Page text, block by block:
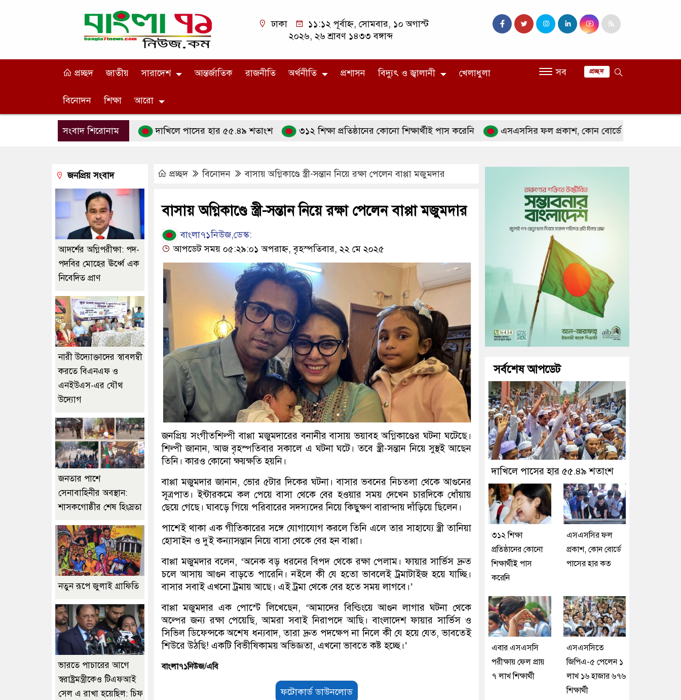
ঢাকা
১১:১২ পূর্বাহ্ন, সোমবার, ১০ অগাস্ট
২০২৬, ২৬ শ্রাবণ ১৪৩৩ বঙ্গাব্দ
প্রচ্ছদ জাতীয় সারাদেশ আন্তর্জাতিক রাজনীতি অর্থনীতি প্রশাসন বিদ্যুৎ ও জ্বালানী খেলাধুলা
বিনোদন শিক্ষা আরো
সব প্রচ্ছদ
সংবাদ শিরোনাম দাখিলে পাসের হার ৫৫.৪৯ শতাংশ ৩১২ শিক্ষা প্রতিষ্ঠানের কোনো শিক্ষার্থীই পাস করেনি এসএসসির ফল প্রকাশ, কোন বোর্ডে পাসের হার কত
প্রচ্ছদ বিনোদন বাসায় অগ্নিকাণ্ডে স্ত্রী-সন্তান নিয়ে রক্ষা পেলেন বাপ্পা মজুমদার
বাসায় অগ্নিকাণ্ডে স্ত্রী-সন্তান নিয়ে রক্ষা পেলেন বাপ্পা মজুমদার
বাংলা৭১নিউজ,ডেস্ক:
আপডেট সময় ০৫:২৯:০১ অপরাহ্ন, বৃহস্পতিবার, ২২ মে ২০২৫
জনপ্রিয় সংগীতশিল্পী বাপ্পা মজুমদারের বনানীর বাসায় ভয়াবহ অগ্নিকাণ্ডের ঘটনা ঘটেছে।
শিল্পী জানান, আজ বৃহস্পতিবার সকালে এ ঘটনা ঘটে। তবে স্ত্রী-সন্তান নিয়ে সুস্থই আছেন
তিনি। কারও কোনো ক্ষয়ক্ষতি হয়নি।
বাপ্পা মজুমদার জানান, ভোর ৫টার দিকের ঘটনা। বাসার ভবনের নিচতলা থেকে আগুনের
সূত্রপাত। ইন্টারকমে কল পেয়ে বাসা থেকে বের হওয়ার সময় দেখেন চারদিকে ধোঁয়ায়
ছেয়ে গেছে। ঘাবড়ে গিয়ে পরিবারের সদস্যদের নিয়ে কিছুক্ষণ বারান্দায় দাঁড়িয়ে ছিলেন।
পাশেই থাকা এক গীতিকারের সঙ্গে যোগাযোগ করলে তিনি এলে তার সাহায্যে স্ত্রী তানিয়া
হোসাইন ও দুই কন্যাসন্তান নিয়ে বাসা থেকে বের হন বাপ্পা।
বাপ্পা মজুমদার বলেন, ‘অনেক বড় ধরনের বিপদ থেকে রক্ষা পেলাম। ফায়ার সার্ভিস দ্রুত
চলে আসায় আগুন বাড়তে পারেনি। নইলে কী যে হতো ভাবলেই ট্রমাটাইজ হয়ে যাচ্ছি।
বাসার সবাই এখনো ট্রমায় আছে। এই ট্রমা থেকে বের হতে সময় লাগবে।’
বাপ্পা মজুমদার এক পোস্টে লিখেছেন, ‘আমাদের বিল্ডিংয়ে আগুন লাগার ঘটনা থেকে
অল্পের জন্য রক্ষা পেয়েছি, আমরা সবাই নিরাপদে আছি। বাংলাদেশ ফায়ার সার্ভিস ও
সিভিল ডিফেন্সকে অশেষ ধন্যবাদ, তারা দ্রুত পদক্ষেপ না নিলে কী যে হয়ে যেত, ভাবতেই
শিউরে উঠছি! একটি বিভীষিকাময় অভিজ্ঞতা, এখনো ভাবতে কষ্ট হচ্ছে।’
বাংলা৭১নিউজ/এবি
ফটোকার্ড ডাউনলোড
জনপ্রিয় সংবাদ
আদর্শের অগ্নিপরীক্ষা: পদ-
পদবির মোহের ঊর্ধ্বে এক
নিবেদিত প্রাণ
নারী উদ্যোক্তাদের স্বাবলম্বী
করতে বিএনএফ ও
এনইউএস-এর যৌথ
উদ্যোগ
জনতার পাশে
সেনাবাহিনীর অবস্থান:
শাসকগোষ্ঠীর শেষ হিংস্রতা
নতুন রূপে জুলাই গ্রাফিতি
ভারতে পাচারের আগে
স্বরাষ্ট্রমন্ত্রীকেও টিএফআই
সেল এ রাখা হয়েছিল: চিফ
সর্বশেষ আপডেট
দাখিলে পাসের হার ৫৫.৪৯ শতাংশ
৩১২ শিক্ষা
প্রতিষ্ঠানের কোনো
শিক্ষার্থীই পাস
করেনি
এসএসসির ফল
প্রকাশ, কোন বোর্ডে
পাসের হার কত
এবার এসএসসি
পরীক্ষায় ফেল প্রায়
৭ লাখ শিক্ষার্থী
এসএসসিতে
জিপিএ-৫ পেলেন ১
লাখ ১৬ হাজার ৬৭৬
শিক্ষার্থী